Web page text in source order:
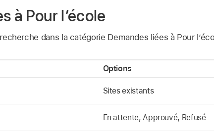
à Pour l’école
dans la catégorie Demandes liées à Pour
Options
Sites existants
En attente, Approuvé, Refusé